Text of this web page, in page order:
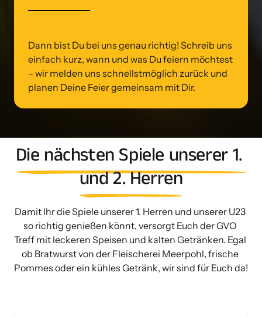
Dann bist Du bei uns genau richtig! Schreib uns
einfach kurz, wann und was Du feiern möchtest
– wir melden uns schnellstmöglich zurück und
planen Deine Feier gemeinsam mit Dir.
Die nächsten Spiele unserer
und 2. Herren
Damit Ihr die Spiele unserer 1. Herren und unserer U23
so richtig genießen könnt, versorgt Euch der GVO
Treff mit leckeren Speisen und kalten Getränken. Egal
ob Bratwurst von der Fleischerei Meerpohl, frische